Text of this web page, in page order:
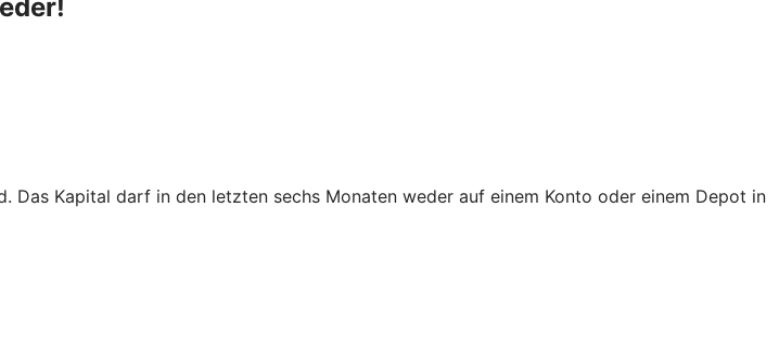
Das Kapital darf in den letzten sechs Monaten weder auf einem Konto oder einem Depot in